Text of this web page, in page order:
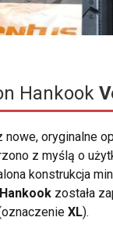
Hankook
oryginalne
z myślą o
konstrukcja
Hankook została
XL).